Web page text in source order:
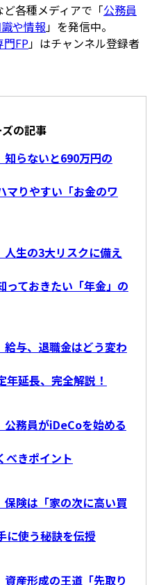
各種メディアで「公務員
や情報」を発信中。
門FP」はチャンネル登録者
の記事
知らないと690万円の
マりやすい「お金のワ
人生の3大リスクに備え
っておきたい「年金」の
給与、退職金はどう変わ
年延長、完全解説！
公務員がiDeCoを始める
べきポイント
保険は「家の次に高い買
に使う秘訣を伝授
資産形成の王道「先取り